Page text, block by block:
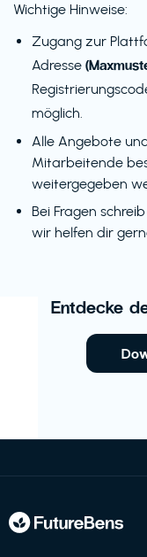
Wichtige Hinweise:
Zugang zur
Adresse
möglich.
Alle Angebote
Mitarbeitende
weitergegeben
Bei Fragen
wir helfen dir
Entdecke